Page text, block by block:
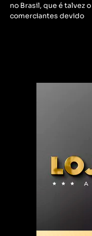
no Brasil, que é talvez
comerciantes devido